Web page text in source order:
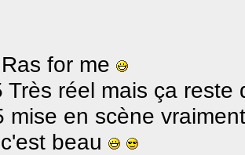
for me
Très réel mais ça
mise en scène
beau